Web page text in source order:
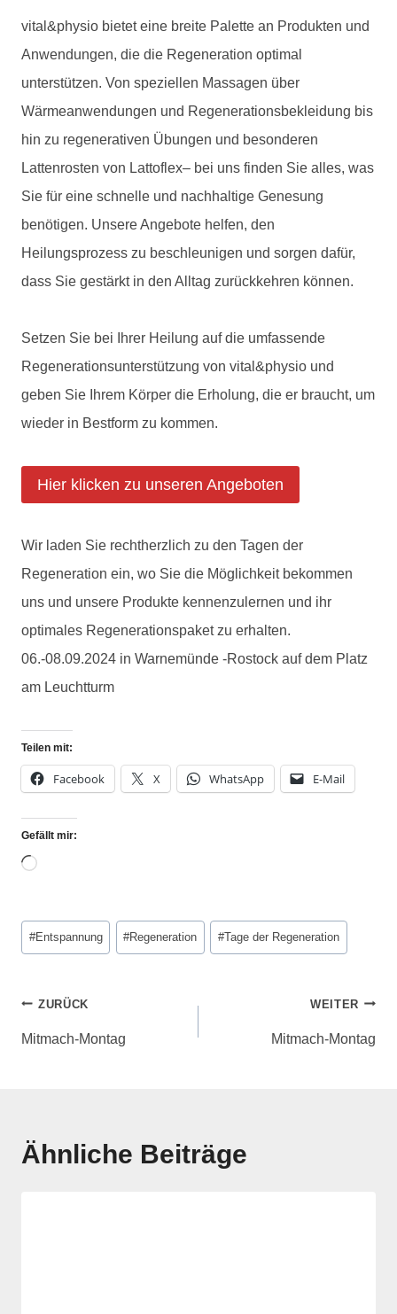
vital&physio bietet eine breite Palette an Produkten und
Anwendungen, die die Regeneration optimal
unterstützen. Von speziellen Massagen über
Wärmeanwendungen und Regenerationsbekleidung bis
hin zu regenerativen Übungen und besonderen
Lattenrosten von Lattoflex– bei uns finden Sie alles, was
Sie für eine schnelle und nachhaltige Genesung
benötigen. Unsere Angebote helfen, den
Heilungsprozess zu beschleunigen und sorgen dafür,
dass Sie gestärkt in den Alltag zurückkehren können.
Setzen Sie bei Ihrer Heilung auf die umfassende
Regenerationsunterstützung von vital&physio und
geben Sie Ihrem Körper die Erholung, die er braucht, um
wieder in Bestform zu kommen.
Hier klicken zu unseren Angeboten
Wir laden Sie rechtherzlich zu den Tagen der
Regeneration ein, wo Sie die Möglichkeit bekommen
uns und unsere Produkte kennenzulernen und ihr
optimales Regenerationspaket zu erhalten.
06.-08.09.2024 in Warnemünde -Rostock auf dem Platz
am Leuchtturm
Teilen mit:
Facebook X WhatsApp E-Mail
Gefällt mir:
#Entspannung #Regeneration #Tage der Regeneration
ZURÜCK
Mitmach-Montag
WEITER
Mitmach-Montag
Ähnliche Beiträge